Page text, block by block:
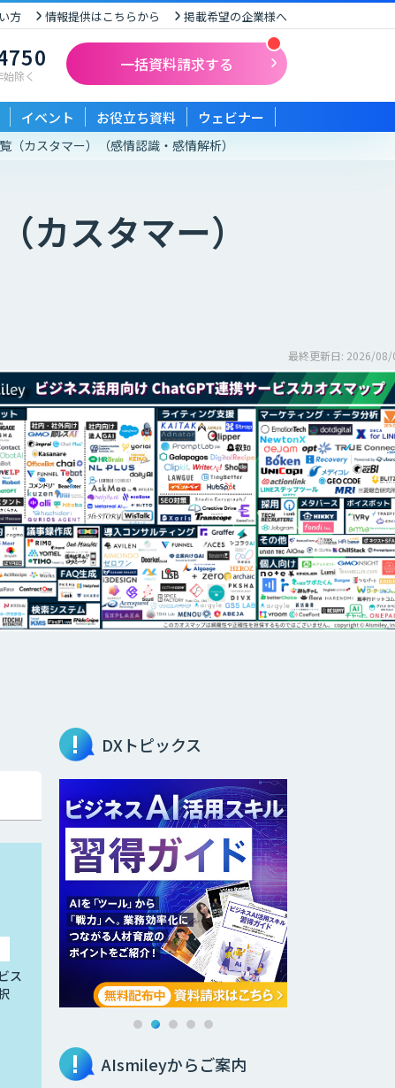
方 情報提供はこちらから 掲載希望の企業様へ
除く
一括資料請求する
イベント お役立ち資料 ウェビナー
カスタマー） （感情認識・感情解析）
カスタマー）
最終更新日: 2026/08/
ス
DXトピックス
AIsmileyからご案内